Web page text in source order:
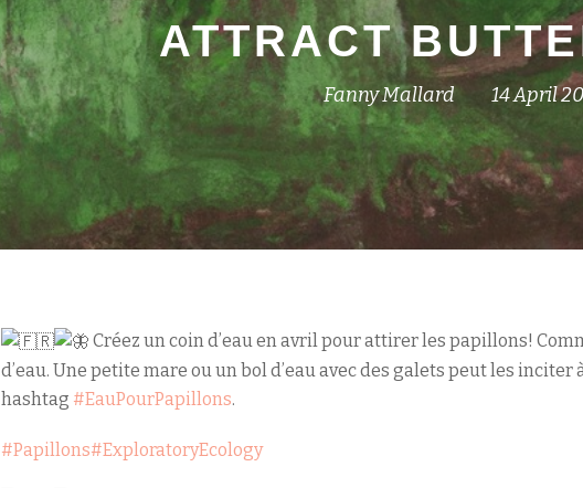
ATTRACT
Fanny Mallard 14 April
Créez un coin d’eau en avril pour attirer les papillons!
d’eau. Une petite mare ou un bol d’eau avec des galets peut les inciter
hashtag #EauPourPapillons.
#Papillons#ExploratoryEcology